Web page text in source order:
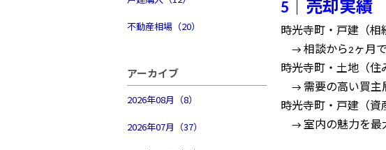
不動産相場（20）
アーカイブ
2026年08月（8）
2026年07月（37）
5 ｜売却実績
時光寺町・戸建（相
→ 相談から2 ヶ月
時光寺町・土地（住
→ 需要の高い買主
時光寺町・戸建（資
→ 室内の魅力を最